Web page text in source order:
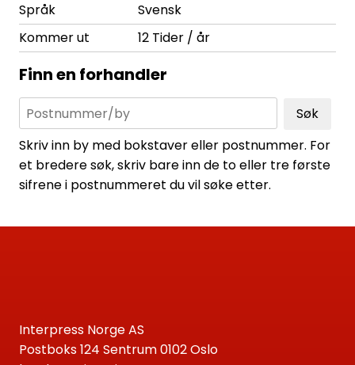
Språk
Svensk
Kommer ut
12 Tider / år
Finn en forhandler
Søk
Skriv inn by med bokstaver eller postnummer. For
et bredere søk, skriv bare inn de to eller tre første
sifrene i postnummeret du vil søke etter.
Interpress Norge AS
Postboks 124 Sentrum 0102 Oslo